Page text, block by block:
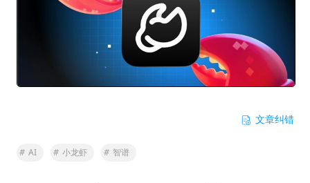
文章纠错
# AI # 小龙虾 # 智谱